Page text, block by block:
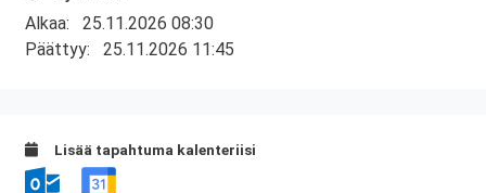
Alkaa: 25.11.2026 08:30
Päättyy: 25.11.2026 11:45
Lisää tapahtuma kalenteriisi